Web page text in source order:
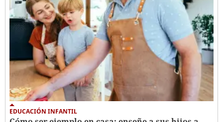
EDUCACIÓN INFANTIL